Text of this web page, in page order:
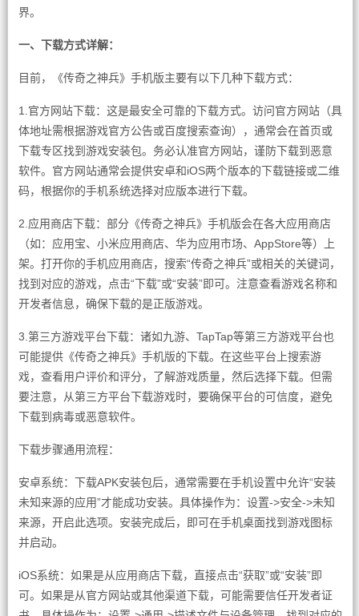
界。
一、下载方式详解：
目前，《传奇之神兵》手机版主要有以下几种下载方式：
1.官方网站下载：这是最安全可靠的下载方式。访问官方网站（具
体地址需根据游戏官方公告或百度搜索查询），通常会在首页或
下载专区找到游戏安装包。务必认准官方网站，谨防下载到恶意
软件。官方网站通常会提供安卓和iOS两个版本的下载链接或二维
码，根据你的手机系统选择对应版本进行下载。
2.应用商店下载：部分《传奇之神兵》手机版会在各大应用商店
（如：应用宝、小米应用商店、华为应用市场、AppStore等）上
架。打开你的手机应用商店，搜索“传奇之神兵”或相关的关键词，
找到对应的游戏，点击“下载”或“安装”即可。注意查看游戏名称和
开发者信息，确保下载的是正版游戏。
3.第三方游戏平台下载：诸如九游、TapTap等第三方游戏平台也
可能提供《传奇之神兵》手机版的下载。在这些平台上搜索游
戏，查看用户评价和评分，了解游戏质量，然后选择下载。但需
要注意，从第三方平台下载游戏时，要确保平台的可信度，避免
下载到病毒或恶意软件。
下载步骤通用流程：
安卓系统：下载APK安装包后，通常需要在手机设置中允许“安装
未知来源的应用”才能成功安装。具体操作为：设置->安全->未知
来源，开启此选项。安装完成后，即可在手机桌面找到游戏图标
并启动。
iOS系统：如果是从应用商店下载，直接点击“获取”或“安装”即
可。如果是从官方网站或其他渠道下载，可能需要信任开发者证